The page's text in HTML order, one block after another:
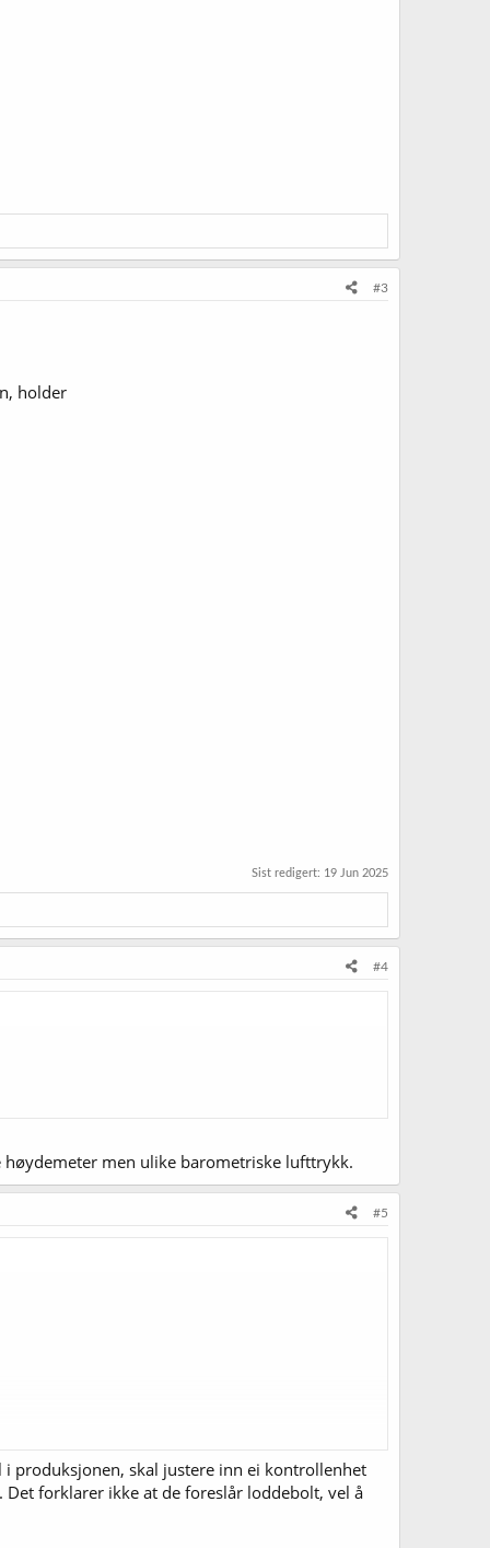
#3
holder
Sist redigert: 19 Jun 2025
#4
men ulike barometriske lufttrykk.
#5
produksjonen, skal justere inn ei kontrollenhet
forklarer ikke at de foreslår loddebolt, vel å